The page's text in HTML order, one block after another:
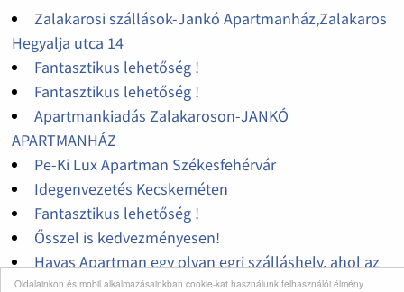
Oldalainkon és mobil alkalmazásainkban cookie-kat használunk felhasználói élmény
Zalakarosi szállások-Jankó Apartmanház,Zalakaros
Hegyalja utca 14
Fantasztikus lehetőség !
Fantasztikus lehetőség !
Apartmankiadás Zalakaroson-JANKÓ
APARTMANHÁZ
Pe-Ki Lux Apartman Székesfehérvár
Idegenvezetés Kecskeméten
Fantasztikus lehetőség !
Ősszel is kedvezményesen!
Havas Apartman egy olyan egri szálláshely, ahol az
üdülés nem luxus, a kikapcsolódás és pihenés